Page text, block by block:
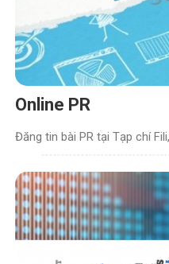
Online PR
Đăng tin bài PR tại Tạp chí